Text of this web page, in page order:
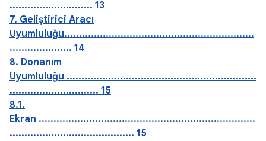
............................ 13
7. Geliştirici Aracı
Uyumluluğu................................................................
..................... 14
8. Donanım
Uyumluluğu ................................................................
.............................. 15
8.1.
Ekran .........................................................................
.......................................... 15